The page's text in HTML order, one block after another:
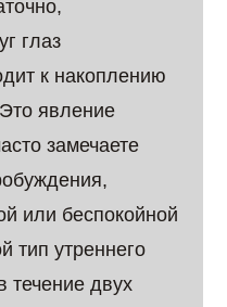
глаз
к накоплению
явление
замечаете
или беспокойной
тип утреннего
течение двух